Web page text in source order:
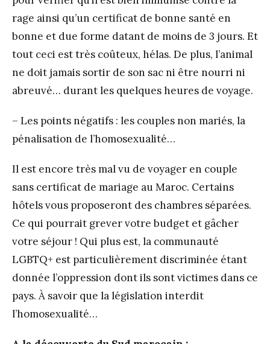
rage ainsi qu’un certificat de bonne santé en
bonne et due forme datant de moins de 3 jours. Et
tout ceci est très coûteux, hélas. De plus, l’animal
ne doit jamais sortir de son sac ni être nourri ni
abreuvé… durant les quelques heures de voyage.
– Les points négatifs : les couples non mariés, la
pénalisation de l’homosexualité…
Il est encore très mal vu de voyager en couple
sans certificat de mariage au Maroc. Certains
hôtels vous proposeront des chambres séparées.
Ce qui pourrait grever votre budget et gâcher
votre séjour ! Qui plus est, la communauté
LGBTQ+ est particulièrement discriminée étant
donnée l’oppression dont ils sont victimes dans ce
pays. À savoir que la législation interdit
l’homosexualité…